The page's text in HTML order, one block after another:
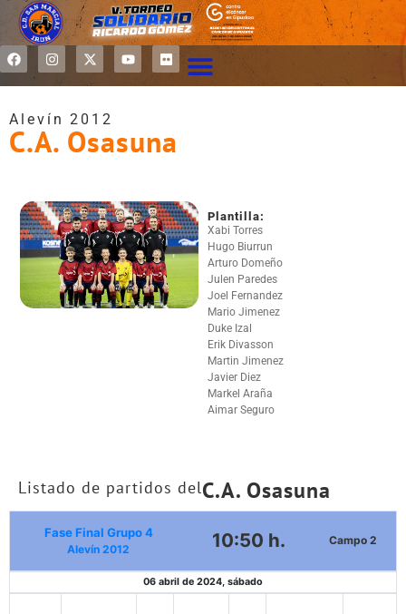
Alevín 2012
C.A. Osasuna
Plantilla:
Xabi Torres
Hugo Biurrun
Arturo Domeño
Julen Paredes
Joel Fernandez
Mario Jimenez
Duke Izal
Erik Divasson
Martin Jimenez
Javier Diez
Markel Araña
Aimar Seguro
Listado de partidos delC.A. Osasuna
Fase Final Grupo 4
Alevín 2012 10:50 h. Campo 2
06 abril de 2024, sábado